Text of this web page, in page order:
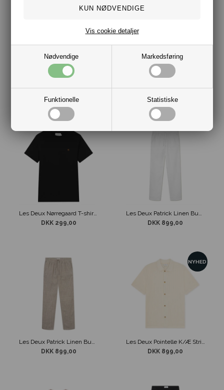
Nødvendige Markedsføring
Funktionelle Statistiske
Vis cookie detaljer
Les Deux Nørregaard T-shirt Sort
DKK 299,00
DKK 899,00
Les Deux Patrick Linen Bukser Stribet Brun / Hvid
DKK 899,00
NYHED
Les Deux Pointelle K/Æ Strik Skjorte Beige
DKK 899,00